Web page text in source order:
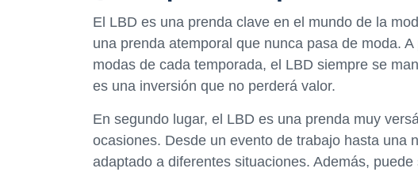
El LBD es una prenda clave en el mundo de la
una prenda atemporal que nunca pasa de moda.
modas de cada temporada, el LBD siempre se
es una inversión que no perderá valor.
En segundo lugar, el LBD es una prenda muy
ocasiones. Desde un evento de trabajo hasta una
adaptado a diferentes situaciones. Además,